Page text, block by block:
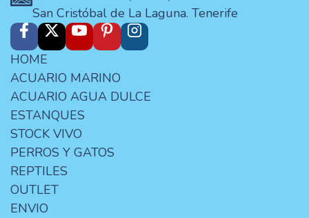
San Cristóbal de La Laguna. Tenerife
HOME
ACUARIO MARINO
ACUARIO AGUA DULCE
ESTANQUES
STOCK VIVO
PERROS Y GATOS
REPTILES
OUTLET
ENVIO